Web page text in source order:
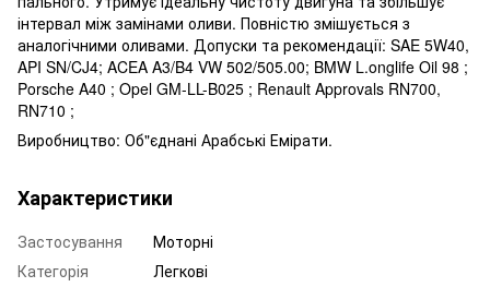
інтервал між замінами оливи. Повністю змішується з
аналогічними оливами. Допуски та рекомендації: SAE 5W40,
API SN/CJ4; ACEA A3/B4 VW 502/505.00; BMW L.onglife Oil 98 ;
Porsche A40 ; Opel GM-LL-B025 ; Renault Approvals RN700,
RN710 ;
Виробництво: Об"єднані Арабські Емірати.
Характеристики
Застосування
Моторні
Категорія
Легкові